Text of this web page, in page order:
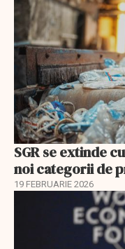
SGR se extinde
noi categorii de
19 FEBRUARIE 2026